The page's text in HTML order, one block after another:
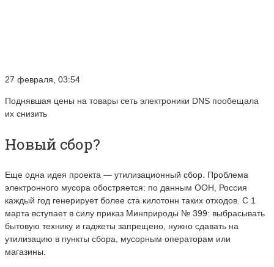
27 февраля, 03:54
Поднявшая цены на товары сеть электроники DNS пообещала
их снизить
Новый сбор?
Еще одна идея проекта — утилизационный сбор. Проблема
электронного мусора обостряется: по данным ООН, Россия
каждый год генерирует более ста килотонн таких отходов. С 1
марта всту­пает в си­лу при­каз Мин­при­роды № 399: выбрасывать
бытовую технику и гаджеты запрещено, нужно сдавать на
утилизацию в пункты сбора, мусорным операторам или
магазины.